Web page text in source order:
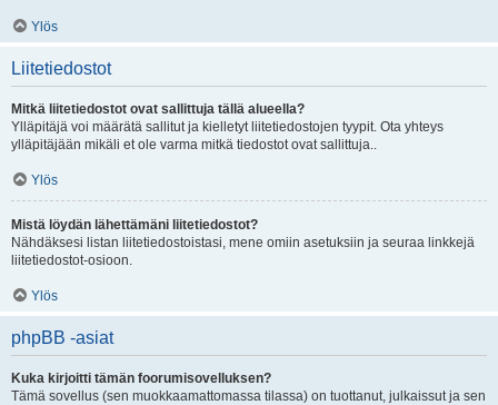
Ylös
Liitetiedostot
Mitkä liitetiedostot ovat sallittuja tällä alueella?
Ylläpitäjä voi määrätä sallitut ja kielletyt liitetiedostojen tyypit. Ota yhteys
ylläpitäjään mikäli et ole varma mitkä tiedostot ovat sallittuja..
Ylös
Mistä löydän lähettämäni liitetiedostot?
Nähdäksesi listan liitetiedostoistasi, mene omiin asetuksiin ja seuraa linkkejä
liitetiedostot-osioon.
Ylös
phpBB -asiat
Kuka kirjoitti tämän foorumisovelluksen?
Tämä sovellus (sen muokkaamattomassa tilassa) on tuottanut, julkaissut ja sen